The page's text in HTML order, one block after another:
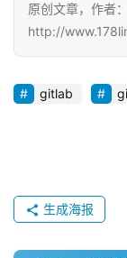
原创文章，作者
http://
gitlab
生成海报